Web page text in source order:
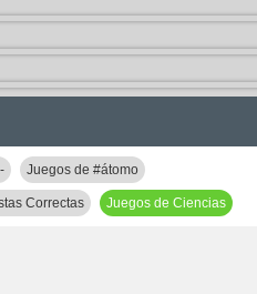
Juegos de #átomo
Correctas Juegos de Ciencias